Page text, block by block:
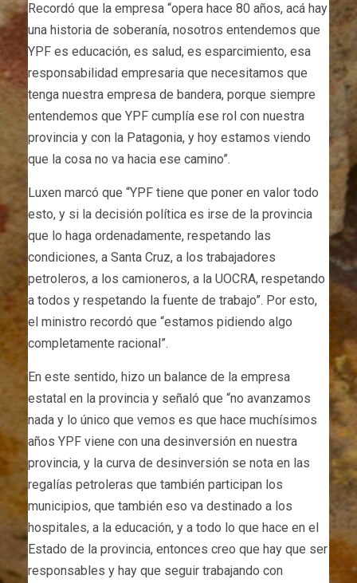
Recordó que la empresa “opera hace 80 años, acá hay
una historia de soberanía, nosotros entendemos que
YPF es educación, es salud, es esparcimiento, esa
responsabilidad empresaria que necesitamos que
tenga nuestra empresa de bandera, porque siempre
entendemos que YPF cumplía ese rol con nuestra
provincia y con la Patagonia, y hoy estamos viendo
que la cosa no va hacia ese camino”.
Luxen marcó que “YPF tiene que poner en valor todo
esto, y si la decisión política es irse de la provincia
que lo haga ordenadamente, respetando las
condiciones, a Santa Cruz, a los trabajadores
petroleros, a los camioneros, a la UOCRA, respetando
a todos y respetando la fuente de trabajo”. Por esto,
el ministro recordó que “estamos pidiendo algo
completamente racional”.
En este sentido, hizo un balance de la empresa
estatal en la provincia y señaló que “no avanzamos
nada y lo único que vemos es que hace muchísimos
años YPF viene con una desinversión en nuestra
provincia, y la curva de desinversión se nota en las
regalías petroleras que también participan los
municipios, que también eso va destinado a los
hospitales, a la educación, y a todo lo que hace en el
Estado de la provincia, entonces creo que hay que ser
responsables y hay que seguir trabajando con